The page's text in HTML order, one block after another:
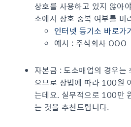
상호를 사용하고 있지 않아
소에서 상호 중복 여부를 미
인터넷 등기소 바로가
예시 : 주식회사 OOO
자본금 : 도소매업의 경우는
으므로 상법에 따라 100원
는데요. 실무적으로 100만
는 것을 추천드립니다.